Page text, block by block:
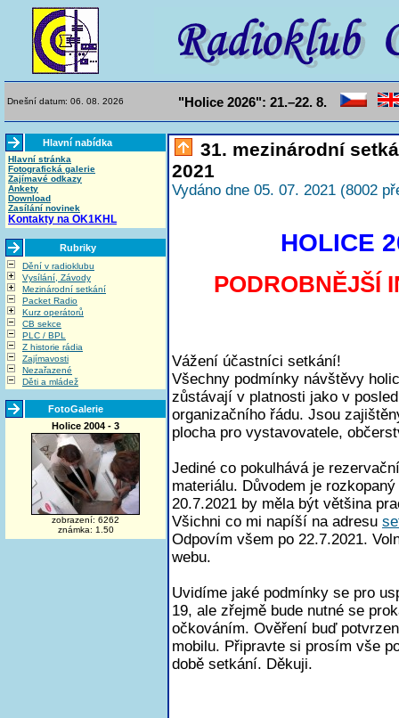
Dnešní datum: 06. 08. 2026 "Holice 2026": 21.–22. 8.
Hlavní nabídka
Hlavní stránka
Fotografická galerie
Zajímavé odkazy
Ankety
Download
Zasílání novinek
Kontakty na OK1KHL
Rubriky
Dění v radioklubu
Vysílání, Závody
Mezinárodní setkání
Packet Radio
Kurz operátorů
CB sekce
PLC / BPL
Z historie rádia
Zajímavosti
Nezařazené
Děti a mládež
FotoGalerie
Holice 2004 - 3
zobrazení: 6262
známka: 1.50
31. mezinárodní
2021
Vydáno dne 05. 07. 2021 (8002
HOLICE
PODROBNĚJŠÍ
Vážení účastníci setkání!
Všechny podmínky návštěvy
zůstávají v platnosti jako v
organizačního řádu. Jsou
plocha pro vystavovatele,
Jediné co pokulhává je
materiálu. Důvodem je
20.7.2021 by měla být většina
Všichni co mi napíší na adresu
Odpovím všem po 22.7.2021.
webu.
Uvidíme jaké podmínky se pro
19, ale zřejmě bude nutné se
očkováním. Ověření buď
mobilu. Připravte si prosím vše
době setkání. Děkuji.